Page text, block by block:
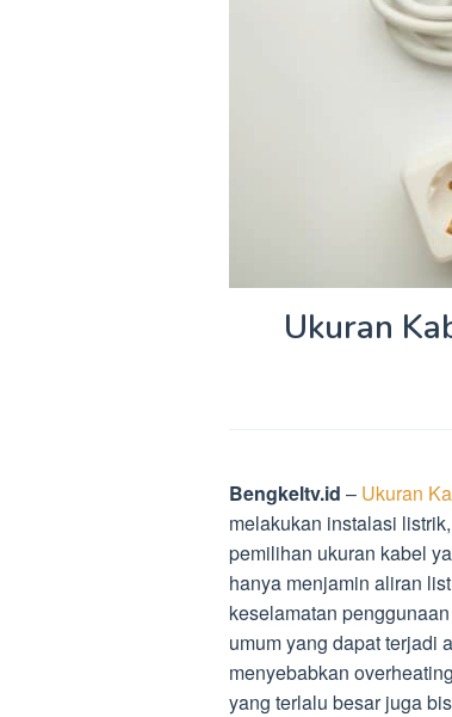
Ukuran
Bengkeltv.id – Ukuran
melakukan instalasi
pemilihan ukuran kabel
hanya menjamin aliran
keselamatan
umum yang dapat terjadi
menyebabkan
yang terlalu besar juga